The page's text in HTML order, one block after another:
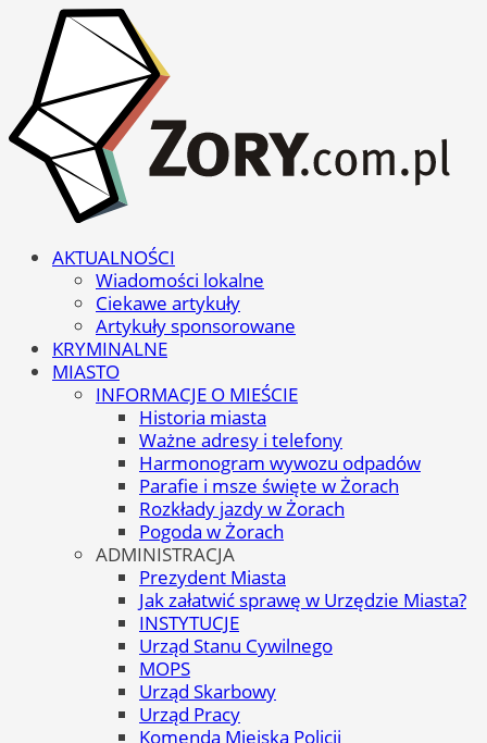
AKTUALNOŚCI
Wiadomości lokalne
Ciekawe artykuły
Artykuły sponsorowane
KRYMINALNE
MIASTO
INFORMACJE O MIEŚCIE
Historia miasta
Ważne adresy i telefony
Harmonogram wywozu odpadów
Parafie i msze święte w Żorach
Rozkłady jazdy w Żorach
Pogoda w Żorach
ADMINISTRACJA
Prezydent Miasta
Jak załatwić sprawę w Urzędzie Miasta?
INSTYTUCJE
Urząd Stanu Cywilnego
MOPS
Urząd Skarbowy
Urząd Pracy
Komenda Miejska Policji